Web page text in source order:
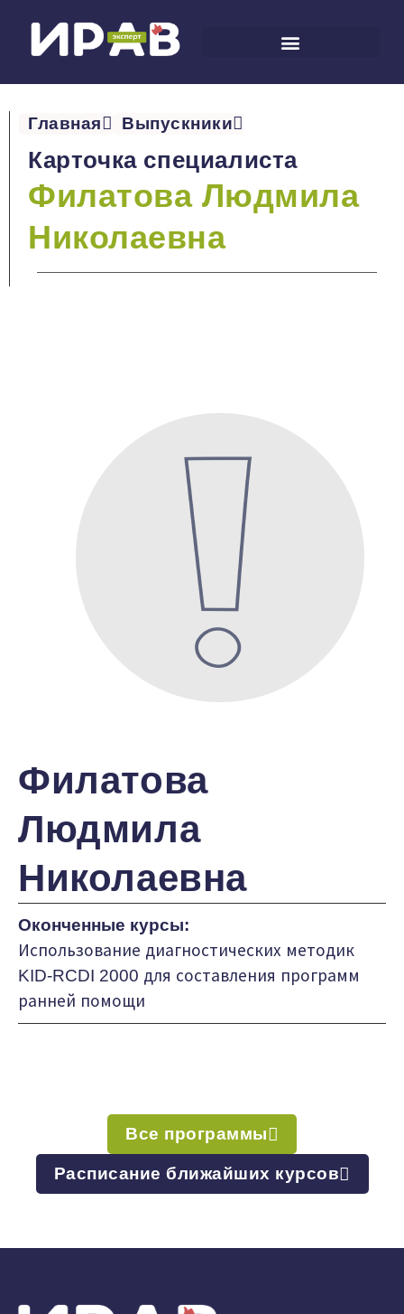
Главная Выпускники
Карточка специалиста
Филатова Людмила
Николаевна
Филатова
Людмила
Николаевна
Оконченные курсы:
Использование диагностических методик
KID-RCDI 2000 для составления программ
ранней помощи
Все программы
Расписание ближайших курсов